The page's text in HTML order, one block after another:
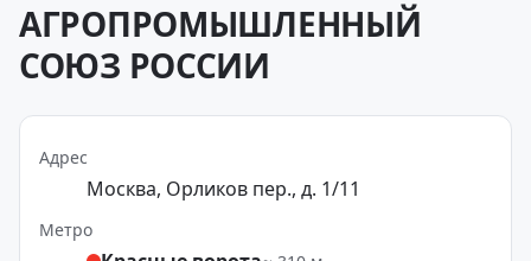
АГРОПРОМЫШЛЕННЫЙ
СОЮЗ РОССИИ
Адрес
Москва, Орликов пер., д. 1/11
Метро